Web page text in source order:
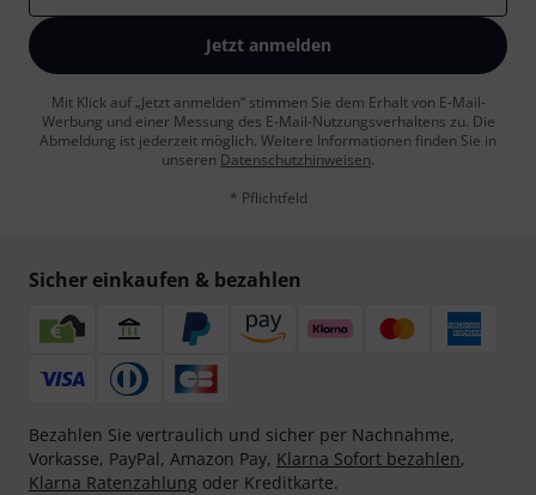
Jetzt anmelden
Mit Klick auf „Jetzt anmelden“ stimmen Sie dem Erhalt von E-Mail-
Werbung und einer Messung des E-Mail-Nutzungsverhaltens zu. Die
Abmeldung ist jederzeit möglich. Weitere Informationen finden Sie in
unseren Datenschutzhinweisen.
* Pflichtfeld
Sicher einkaufen & bezahlen
Bezahlen Sie vertraulich und sicher per Nachnahme,
Vorkasse, PayPal, Amazon Pay, Klarna Sofort bezahlen,
Klarna Ratenzahlung oder Kreditkarte.